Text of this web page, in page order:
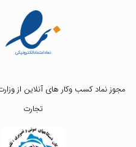
مجوز نماد کسب وکار های آنلاین از
تجارت